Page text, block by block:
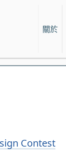
關於
Contest